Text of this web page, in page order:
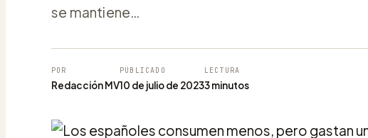
se mantiene…
POR
Redacción MV
PUBLICADO
10 de julio de 2023
LECTURA
3 minutos